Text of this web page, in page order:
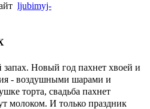
ljubimyj-
Новый год пахнет хвоей и
- воздушными шарами и
торта, свадьба пахнет
молоком. И только праздник